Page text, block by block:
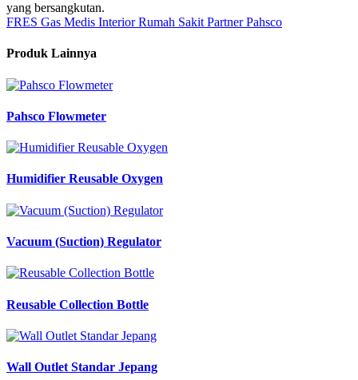
yang bersangkutan.
FRES Gas Medis Interior Rumah Sakit Partner Pahsco
Produk Lainnya
Pahsco Flowmeter
Humidifier Reusable Oxygen
Vacuum (Suction) Regulator
Reusable Collection Bottle
Wall Outlet Standar Jepang